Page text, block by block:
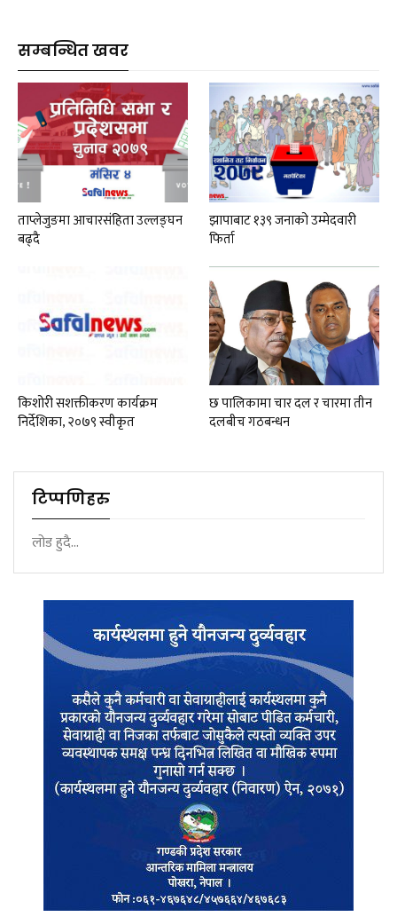
सम्बन्धित खवर
ताप्लेजुङमा आचारसंहिता उल्लङ्घन
बढ्दै
झापाबाट १३९ जनाको उम्मेदवारी
फिर्ता
किशोरी सशक्तीकरण कार्यक्रम
निर्देशिका, २०७९ स्वीकृत
छ पालिकामा चार दल र चारमा तीन
दलबीच गठबन्धन
टिप्पणिहरु
लोड हुदै...